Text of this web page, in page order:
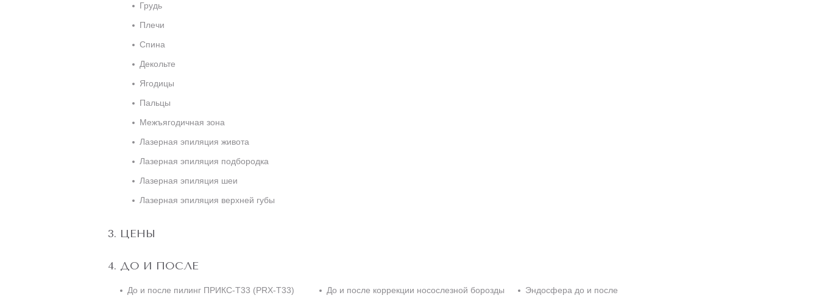
Грудь
Плечи
Спина
Декольте
Ягодицы
Пальцы
Межъягодичная зона
Лазерная эпиляция живота
Лазерная эпиляция подбородка
Лазерная эпиляция шеи
Лазерная эпиляция верхней губы
ЦЕНЫ
ДО И ПОСЛЕ
До и после пилинг ПРИКС-Т33 (PRX-T33)
До и после коррекции носослезной борозды
Эндосфера до и после